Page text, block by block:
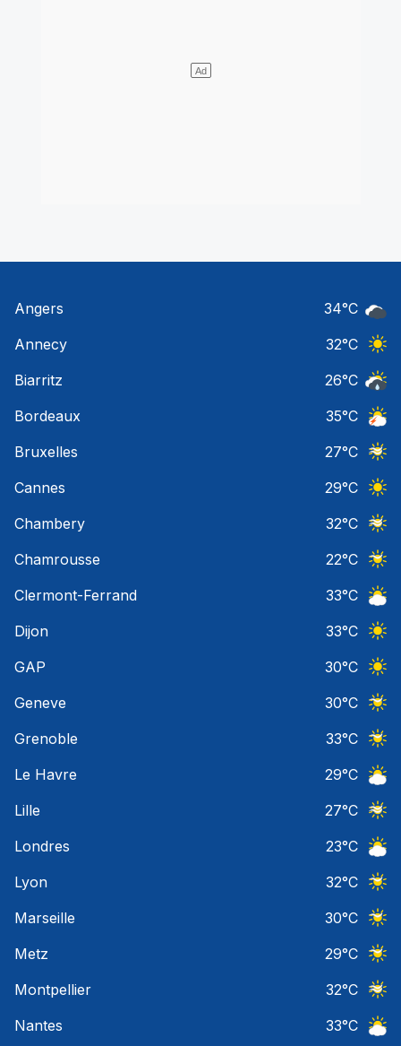
Angers 34°C
Annecy
32°C
Biarritz
26°C
Bordeaux
35°C
Bruxelles
27°C
Cannes
29°C
Chambery
32°C
Chamrousse
22°C
Clermont-Ferrand
33°C
Dijon
33°C
GAP
30°C
Geneve
30°C
Grenoble
33°C
Le Havre
29°C
Lille
27°C
Londres
23°C
Lyon
32°C
Marseille
30°C
Metz
29°C
Montpellier
32°C
Nantes
33°C